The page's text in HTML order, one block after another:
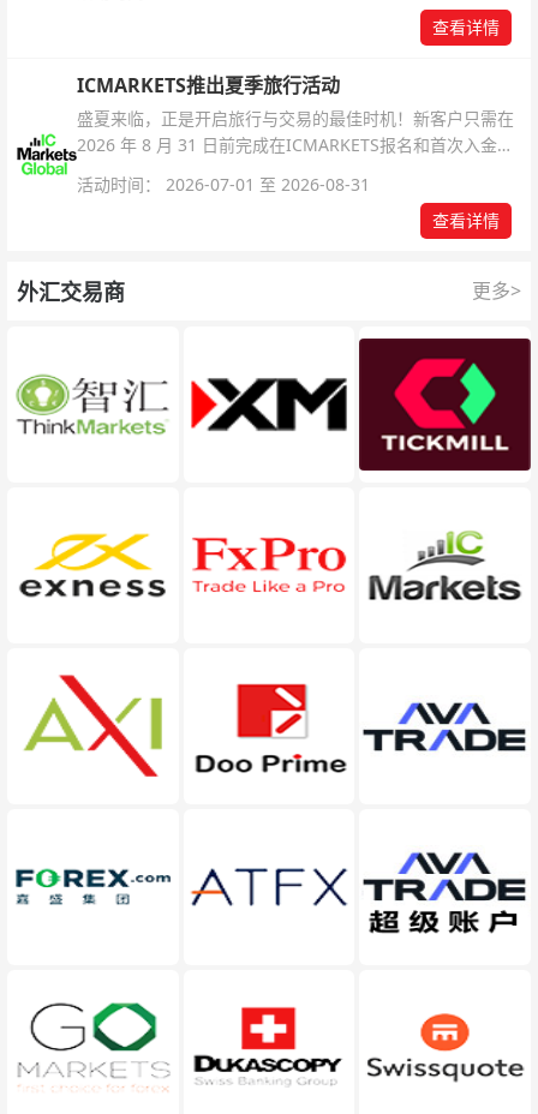
查看详情
ICMARKETS推出夏季旅行活动
盛夏来临，正是开启旅行与交易的最佳时机！新客户只需在
2026 年 8 月 31 日前完成在ICMARKETS报名和首次入金即
可参与！
活动时间： 2026-07-01 至 2026-08-31
查看详情
外汇交易商 更多>